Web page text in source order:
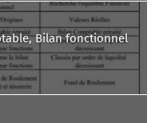
Bilan fonctionnel